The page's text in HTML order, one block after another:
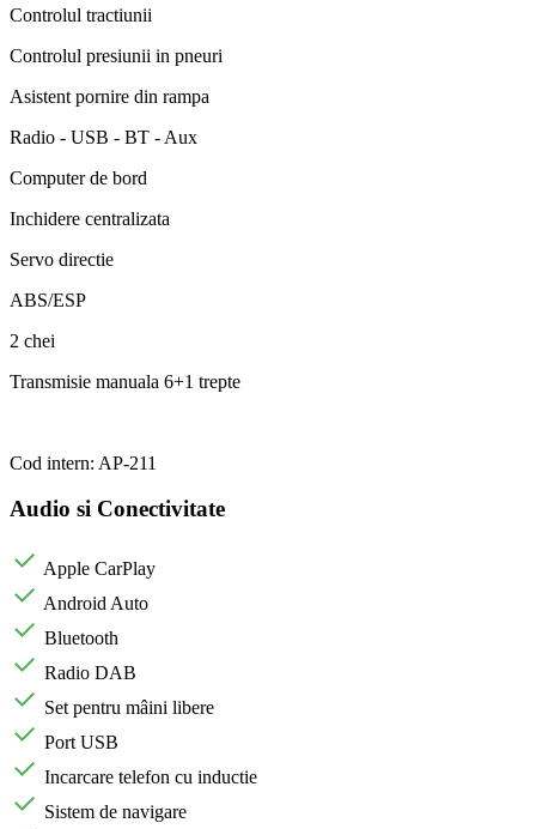
Controlul tractiunii
Controlul presiunii in pneuri
Asistent pornire din rampa
Radio - USB - BT - Aux
Computer de bord
Inchidere centralizata
Servo directie
ABS/ESP
2 chei
Transmisie manuala 6+1 trepte
Cod intern: AP-211
Audio si Conectivitate
Apple CarPlay
Android Auto
Bluetooth
Radio DAB
Set pentru mâini libere
Port USB
Incarcare telefon cu inductie
Sistem de navigare